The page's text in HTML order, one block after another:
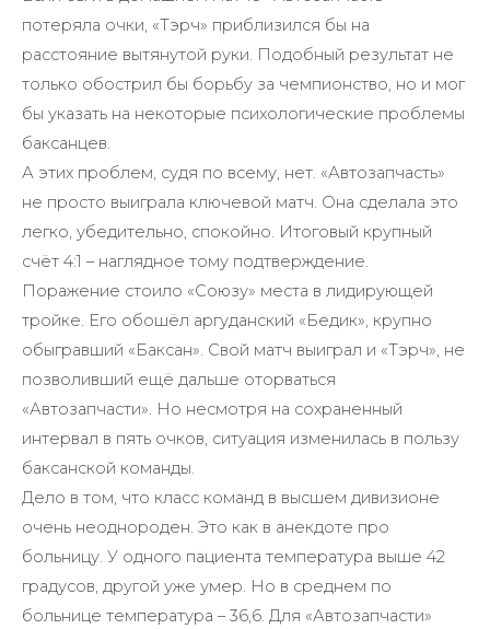
потеряла очки, «Тэрч» приблизился бы на
расстояние вытянутой руки. Подобный результат не
только обострил бы борьбу за чемпионство, но и мог
бы указать на некоторые психологические проблемы
баксанцев.
А этих проблем, судя по всему, нет. «Автозапчасть»
не просто выиграла ключевой матч. Она сделала это
легко, убедительно, спокойно. Итоговый крупный
счёт 4:1 – наглядное тому подтверждение.
Поражение стоило «Союзу» места в лидирующей
тройке. Его обошёл аргуданский «Бедик», крупно
обыгравший «Баксан». Свой матч выиграл и «Тэрч», не
позволивший ещё дальше оторваться
«Автозапчасти». Но несмотря на сохраненный
интервал в пять очков, ситуация изменилась в пользу
баксанской команды.
Дело в том, что класс команд в высшем дивизионе
очень неоднороден. Это как в анекдоте про
больницу. У одного пациента температура выше 42
градусов, другой уже умер. Но в среднем по
больнице температура – 36,6. Для «Автозапчасти»